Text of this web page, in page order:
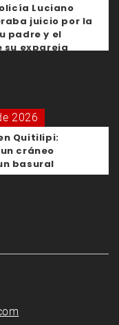
Luciano
juicio por la
padre y el
su expareja
2026
Quitilipi:
cráneo
basural